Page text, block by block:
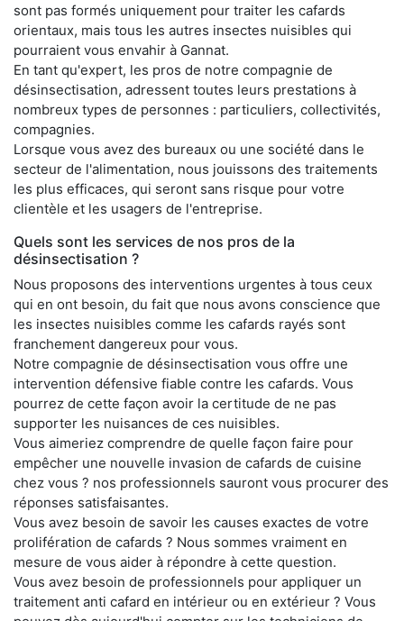
sont pas formés uniquement pour traiter les cafards
orientaux, mais tous les autres insectes nuisibles qui
pourraient vous envahir à Gannat.
En tant qu'expert, les pros de notre compagnie de
désinsectisation, adressent toutes leurs prestations à
nombreux types de personnes : particuliers, collectivités,
compagnies.
Lorsque vous avez des bureaux ou une société dans le
secteur de l'alimentation, nous jouissons des traitements
les plus efficaces, qui seront sans risque pour votre
clientèle et les usagers de l'entreprise.
Quels sont les services de nos pros de la
désinsectisation ?
Nous proposons des interventions urgentes à tous ceux
qui en ont besoin, du fait que nous avons conscience que
les insectes nuisibles comme les cafards rayés sont
franchement dangereux pour vous.
Notre compagnie de désinsectisation vous offre une
intervention défensive fiable contre les cafards. Vous
pourrez de cette façon avoir la certitude de ne pas
supporter les nuisances de ces nuisibles.
Vous aimeriez comprendre de quelle façon faire pour
empêcher une nouvelle invasion de cafards de cuisine
chez vous ? nos professionnels sauront vous procurer des
réponses satisfaisantes.
Vous avez besoin de savoir les causes exactes de votre
prolifération de cafards ? Nous sommes vraiment en
mesure de vous aider à répondre à cette question.
Vous avez besoin de professionnels pour appliquer un
traitement anti cafard en intérieur ou en extérieur ? Vous